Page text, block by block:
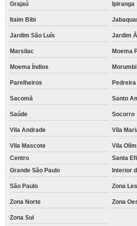
Grajaú Ipiranga
Itaim Bibi
Jardim São Luís Jardim
Marsilac Moema
Moema Índios Morumbi
Parelheiros Pedreira
Sacomã Santo
Saúde Socorro
Vila Andrade Vila
Vila Mascote
Vila
Centro
Santa
Grande São Paulo
Interior
São Paulo Zona
Zona Norte Zona
Zona Sul